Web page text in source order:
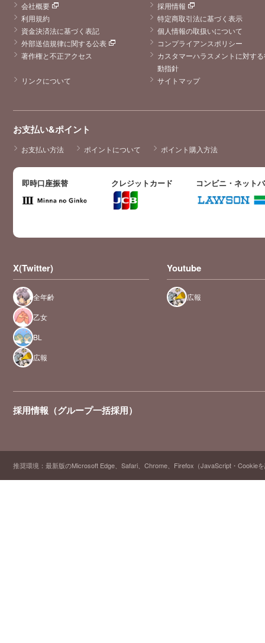
会社概要
採用情報
利用規約
特定商取引法に基づく表示
資金決済法に基づく表記
個人情報の取扱いについて
外部送信規律に関する公表
コンプライアンスポリシー
著作権と不正アクセス
カスタマーハラスメントに対す
動指針
リンクについて
サイトマップ
お支払い&ポイント
お支払い方法 ポイントについて ポイント購入方法
即時口座振替 クレジットカード コンビニ・ネット
X(Twitter)
全年齢
乙女
BL
広報
Youtube
広報
採用情報（グループ一括採用）
推奨環境：最新版のMicrosoft Edge、Safari、Chrome、Firefox（JavaScript・Cookie